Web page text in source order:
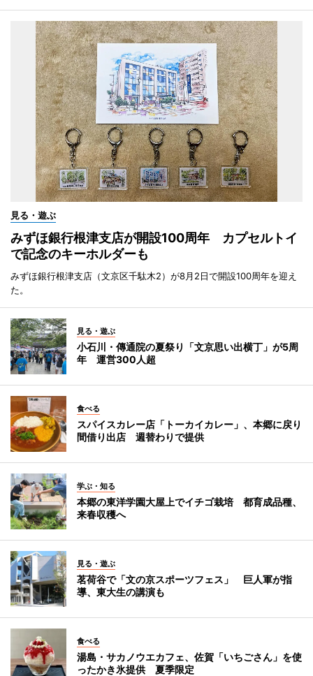
見る・遊ぶ
みずほ銀行根津支店が開設100周年 カプセルトイ
で記念のキーホルダーも
みずほ銀行根津支店（文京区千駄木2）が8月2日で開設100周年を迎え
た。
見る・遊ぶ
小石川・傳通院の夏祭り「文京思い出横丁」が5周
年 運営300人超
食べる
スパイスカレー店「トーカイカレー」、本郷に戻り
間借り出店 週替わりで提供
学ぶ・知る
本郷の東洋学園大屋上でイチゴ栽培 都育成品種、
来春収穫へ
見る・遊ぶ
茗荷谷で「文の京スポーツフェス」 巨人軍が指
導、東大生の講演も
食べる
湯島・サカノウエカフェ、佐賀「いちごさん」を使
ったかき氷提供 夏季限定